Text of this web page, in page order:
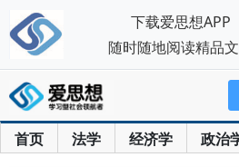
首页 法学 经济学 政治
下载爱思想APP
随时随地阅读精品